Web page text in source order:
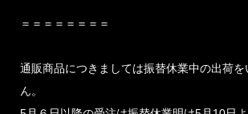
＝＝＝＝＝＝＝＝
通販商品につきましては振替休業中の出荷
ん。